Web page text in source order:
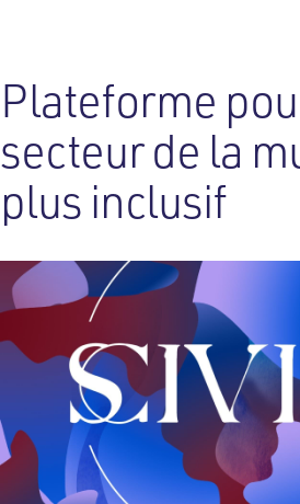
Plateforme
secteur de la
plus inclusif